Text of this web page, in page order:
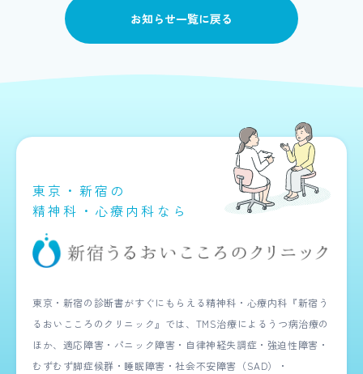
お知らせ一覧に戻る
東京・新宿の
精神科・心療内科なら
東京・新宿の診断書がすぐにもらえる精神科・心療内科『新宿う
るおいこころのクリニック』では、TMS治療によるうつ病治療の
ほか、適応障害・パニック障害・自律神経失調症・強迫性障害・
むずむず脚症候群・睡眠障害・社会不安障害（SAD）・